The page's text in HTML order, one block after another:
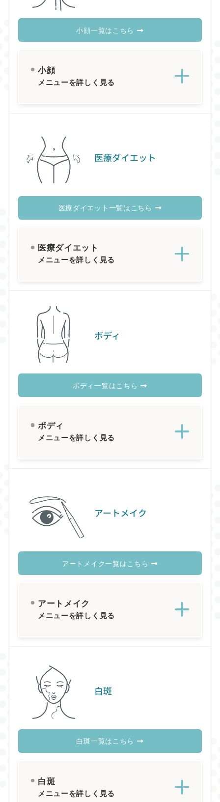
小顔一覧はこちら
小顔
メニューを詳しく見る
医療ダイエット
医療ダイエット一覧はこちら
医療ダイエット
メニューを詳しく見る
ボディ
ボディ一覧はこちら
ボディ
メニューを詳しく見る
アートメイク
アートメイク一覧はこちら
アートメイク
メニューを詳しく見る
白斑
白斑一覧はこちら
白斑
メニューを詳しく見る